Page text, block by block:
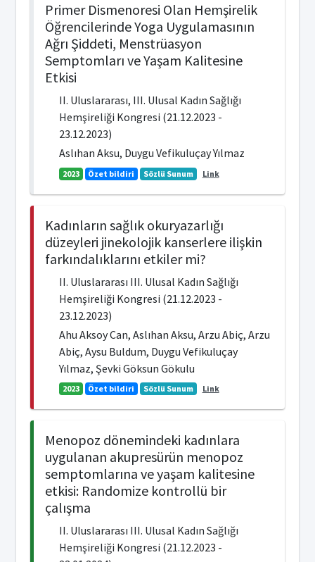
Primer Dismenoresi Olan Hemşirelik
Öğrencilerinde Yoga Uygulamasının
Ağrı Şiddeti, Menstrüasyon
Semptomları ve Yaşam Kalitesine
Etkisi
II. Uluslararası, III. Ulusal Kadın Sağlığı
Hemşireliği Kongresi (21.12.2023 -
23.12.2023)
Aslıhan Aksu, Duygu Vefikuluçay Yılmaz
2023 Özet bildiri Sözlü Sunum Link
Kadınların sağlık okuryazarlığı
düzeyleri jinekolojik kanserlere ilişkin
farkındalıklarını etkiler mi?
II. Uluslararası III. Ulusal Kadın Sağlığı
Hemşireliği Kongresi (21.12.2023 -
23.12.2023)
Ahu Aksoy Can, Aslıhan Aksu, Arzu Abiç, Arzu
Abiç, Aysu Buldum, Duygu Vefikuluçay
Yılmaz, Şevki Göksun Gökulu
2023 Özet bildiri Sözlü Sunum Link
Menopoz dönemindeki kadınlara
uygulanan akupresürün menopoz
semptomlarına ve yaşam kalitesine
etkisi: Randomize kontrollü bir
çalışma
II. Uluslararası III. Ulusal Kadın Sağlığı
Hemşireliği Kongresi (21.12.2023 -